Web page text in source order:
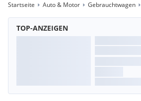
Startseite Auto & Motor Gebrauchtwagen
TOP-ANZEIGEN